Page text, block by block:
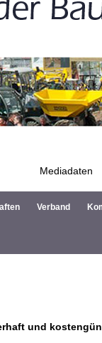
Mediadaten
Verband
und